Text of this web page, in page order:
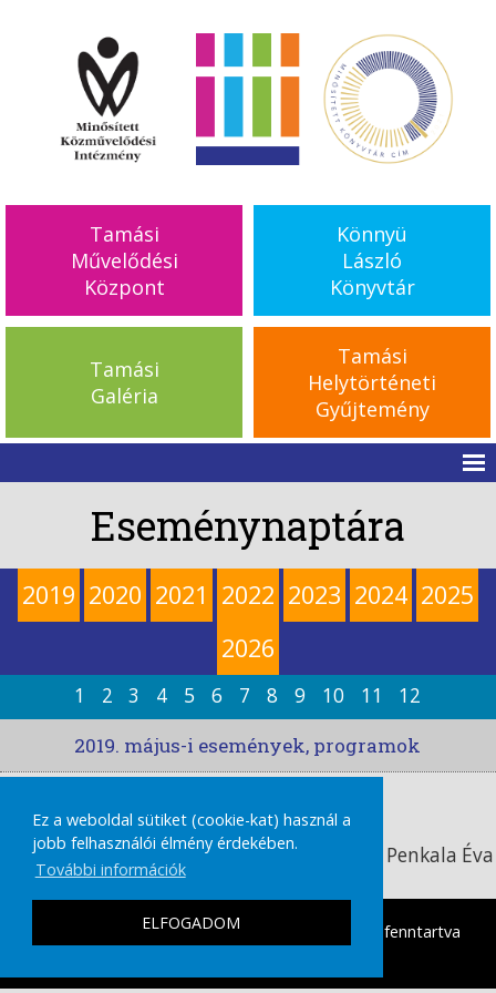
Ez a weboldal sütiket (cookie-kat) használ a
jobb felhasználói élmény érdekében.
További információk
ELFOGADOM
Tamási
Művelődési
Központ
Könnyü
László
Könyvtár
Tamási
Galéria
Tamási
Helytörténeti
Gyűjtemény
Eseménynaptára
2019 2020 2021 2022 2023 2024 2025
2026
1 2 3 4 5 6 7 8 9 10 11
12
2019. május-i események, programok
2019 05. 29., szerda
Hamarosan megnyílik Szittner Andrea és Penkala Éva
textilművészek kiállítása
tamasikultura.huCopyright © 2026 Minden Jog fenntartva